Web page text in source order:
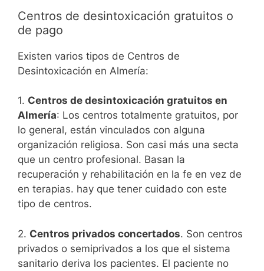
Centros de desintoxicación gratuitos o
de pago
Existen varios tipos de Centros de
Desintoxicación en Almería:
1. Centros de desintoxicación gratuitos en
Almería: Los centros totalmente gratuitos, por
lo general, están vinculados con alguna
organización religiosa. Son casi más una secta
que un centro profesional. Basan la
recuperación y rehabilitación en la fe en vez de
en terapias. hay que tener cuidado con este
tipo de centros.
2. Centros privados concertados. Son centros
privados o semiprivados a los que el sistema
sanitario deriva los pacientes. El paciente no